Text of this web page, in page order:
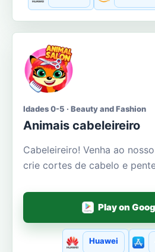
Idades 0-5 · Beauty and Fashion
Animais cabeleireiro
Cabeleireiro! Venha ao
crie cortes de cabelo e
Play on
Huawei